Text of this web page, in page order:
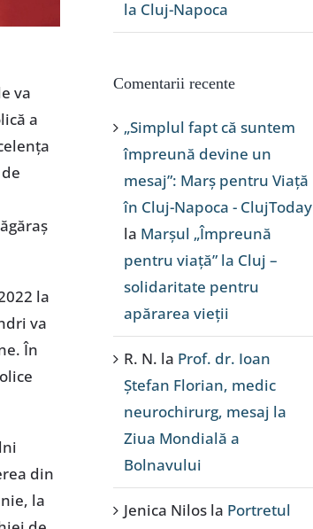
va
a
la
va
În
din
la
la Cluj-Napoca
Comentarii recente
„Simplul fapt că suntem
împreună devine un
mesaj”: Marș pentru Viață
în Cluj-Napoca - ClujToday
la Marșul „Împreună
pentru viață” la Cluj –
solidaritate pentru
apărarea vieții
R. N. la Prof. dr. Ioan
Ștefan Florian, medic
neurochirurg, mesaj la
Ziua Mondială a
Bolnavului
Jenica Nilos la Portretul